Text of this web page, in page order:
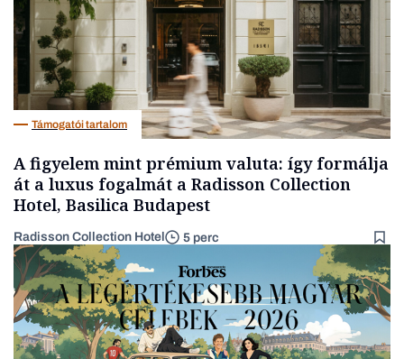
Támogatói tartalom
A figyelem mint prémium valuta: így formálja
át a luxus fogalmát a Radisson Collection
Hotel, Basilica Budapest
Radisson Collection Hotel 5 perc